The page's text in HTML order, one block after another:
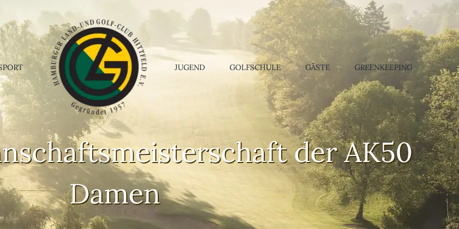
JUGEND GOLFSCHULE GÄSTE GREENKEEPING
der AK50
Damen